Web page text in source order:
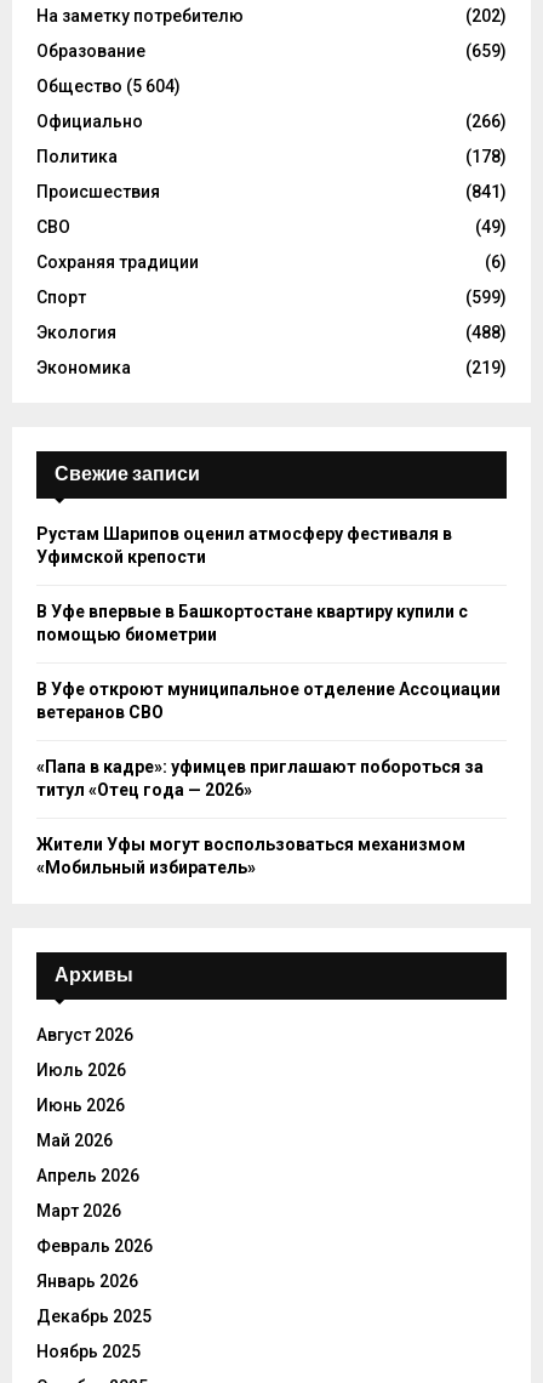
На заметку потребителю
(202)
Образование
(659)
Общество (5 604)
Официально
(266)
Политика
(178)
Происшествия
(841)
СВО
(49)
Сохраняя традиции
(6)
Спорт
(599)
Экология
(488)
Экономика
(219)
Свежие записи
Рустам Шарипов оценил атмосферу фестиваля в
Уфимской крепости
В Уфе впервые в Башкортостане квартиру купили с
помощью биометрии
В Уфе откроют муниципальное отделение Ассоциации
ветеранов СВО
«Папа в кадре»: уфимцев приглашают побороться за
титул «Отец года — 2026»
Жители Уфы могут воспользоваться механизмом
«Мобильный избиратель»
Архивы
Август 2026
Июль 2026
Июнь 2026
Май 2026
Апрель 2026
Март 2026
Февраль 2026
Январь 2026
Декабрь 2025
Ноябрь 2025